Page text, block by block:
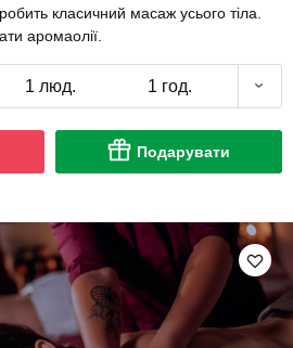
класичний масаж усього тіла.
аромаолії.
1 люд. 1 год.
Подарувати